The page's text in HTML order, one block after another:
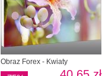
Obraz Forex - Kwiaty